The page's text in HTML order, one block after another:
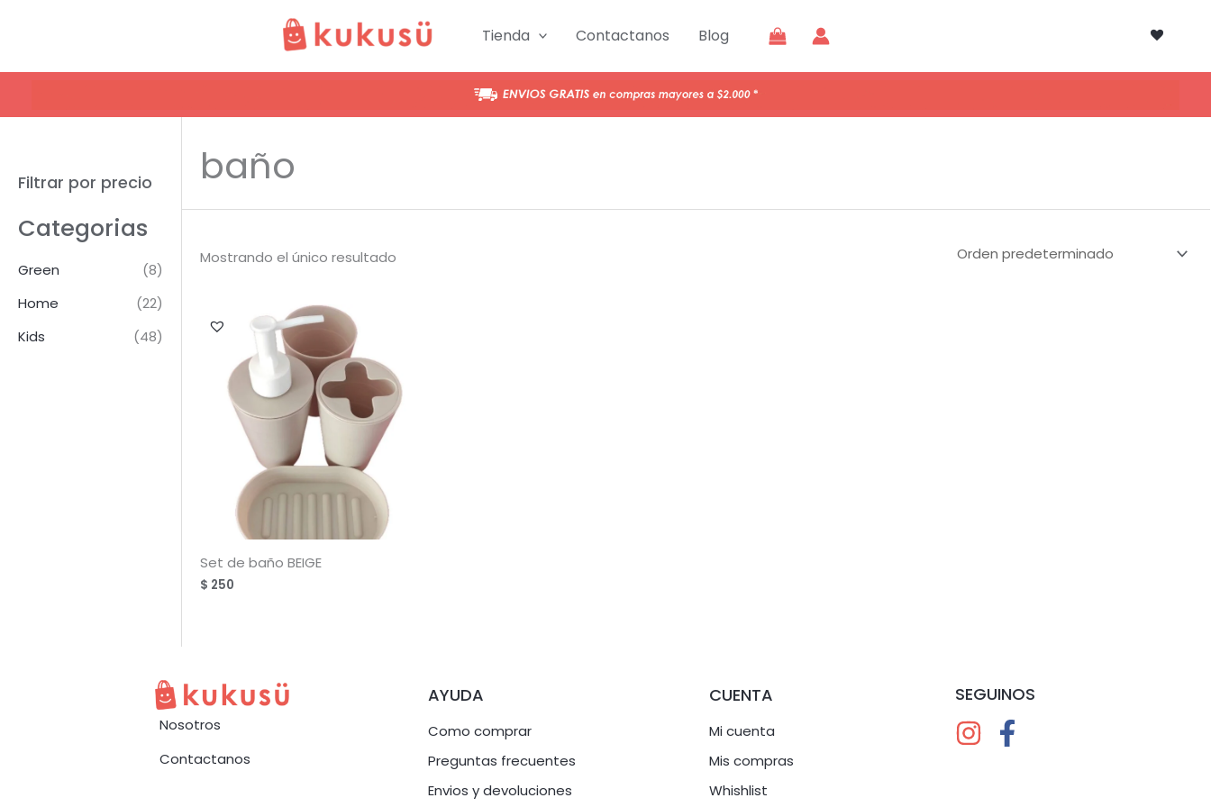
Tienda Contactanos Blog
Filtrar por precio
Categorias
Green
(8)
Home
(22)
Kids
(48)
baño
Mostrando el único resultado
Set de baño BEIGE
$ 250
Nosotros
Contactanos
AYUDA
Como comprar
Preguntas frecuentes
Envios y devoluciones
CUENTA
Mi cuenta
Mis compras
Whishlist
SEGUINOS